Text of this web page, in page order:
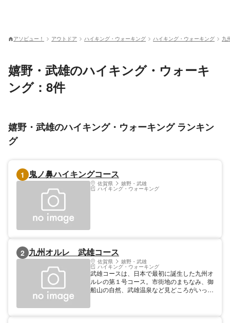
アソビュー！ アウトドア ハイキング・ウォーキング ハイキング・ウォーキング 九
嬉野・武雄のハイキング・ウォーキ
ング：8件
嬉野・武雄のハイキング・ウォーキング ランキン
グ
1 鬼ノ鼻ハイキングコース
佐賀県 嬉野・武雄
ハイキング・ウォーキング
2 九州オルレ 武雄コース
佐賀県 嬉野・武雄
ハイキング・ウォーキング
武雄コースは、日本で最初に誕生した九州オ
ルレの第１号コース。市街地のまちなみ、御
船山の自然、武雄温泉など見どころがいっぱ